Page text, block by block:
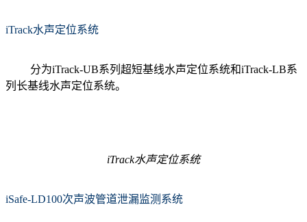
iTrack水声定位系统
分为iTrack-UB系列超短基线水声定位系统和iTrack-LB系
列长基线水声定位系统。
iTrack水声定位系统
iSafe-LD100次声波管道泄漏监测系统